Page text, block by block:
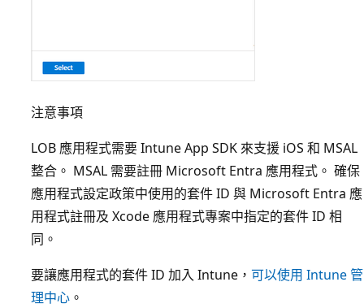
注意事項
LOB 應用程式需要 Intune App SDK 來支援 iOS 和 MSAL
整合。 MSAL 需要註冊 Microsoft Entra 應用程式。 確保
應用程式設定政策中使用的套件 ID 與 Microsoft Entra 應
用程式註冊及 Xcode 應用程式專案中指定的套件 ID 相
同。
要讓應用程式的套件 ID 加入 Intune， 可以使用 Intune 管
理中心 。